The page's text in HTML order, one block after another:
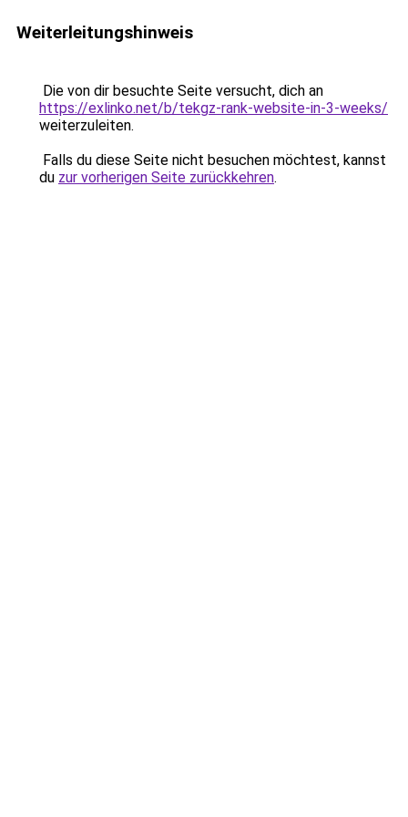
Weiterleitungshinweis
Die von dir besuchte Seite versucht, dich an
https://exlinko.net/b/tekgz-rank-website-in-3-weeks/
weiterzuleiten.
Falls du diese Seite nicht besuchen möchtest, kannst
du zur vorherigen Seite zurückkehren.